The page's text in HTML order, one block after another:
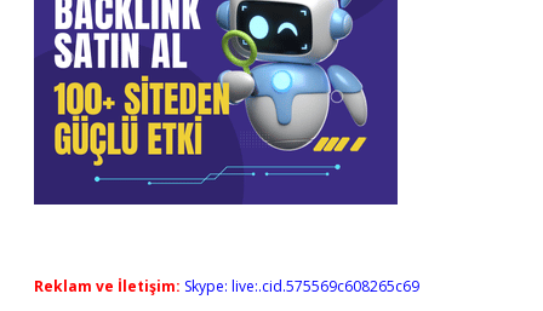
Reklam ve İletişim: Skype: live:.cid.575569c608265c69